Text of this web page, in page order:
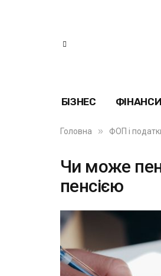
БІЗНЕС ФІНАНСИ
Головна » ФОП і
Чи може
пенсією